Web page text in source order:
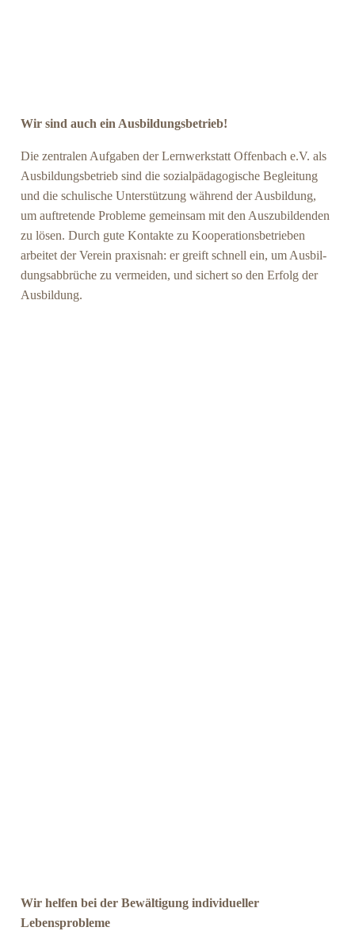
Wir sind auch ein Ausbildungsbetrieb!
Die zen­tra­len Auf­ga­ben der Lern­werk­statt Offen­bach e.V. als
Aus­bil­dungs­be­trieb sind die sozi­al­päd­ago­gi­sche Beglei­tung
und die schu­li­sche Unter­stüt­zung wäh­rend der Aus­bil­dung,
um auf­tre­ten­de Pro­ble­me gemein­sam mit den Aus­zu­bil­den­den
zu lösen. Durch gute Kon­tak­te zu Koope­ra­ti­ons­be­trie­ben
arbei­tet der Ver­ein pra­xis­nah: er greift schnell ein, um Aus­bil­
dungs­ab­brü­che zu ver­mei­den, und sichert so den Erfolg der
Ausbildung.
Wir helfen bei der Bewältigung individueller
Lebensprobleme